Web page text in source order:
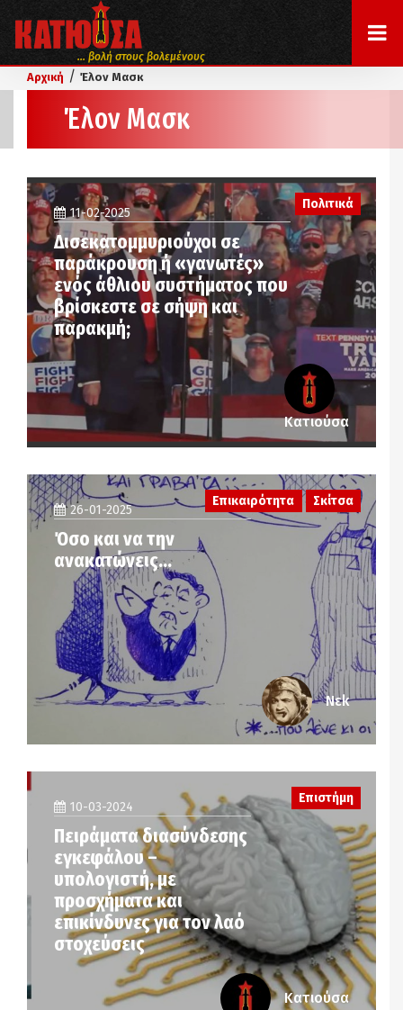
... βολή στους βολεμένους
Αρχική / Έλον Μασκ
Έλον Μασκ
Πολιτικά
11-02-2025
Δισεκατομμυριούχοι σε
παράκρουση ή «γανωτές»
ενός άθλιου συστήματος που
βρίσκεστε σε σήψη και
παρακμή;
Κατιούσα
26-01-2025
Όσο και να την
ανακατώνεις…
Επικαιρότητα Σκίτσα
Νεk
10-03-2024
Πειράματα διασύνδεσης
εγκεφάλου –
υπολογιστή, με
προσχήματα και
επικίνδυνες για τον λαό
στοχεύσεις
Επιστήμη
Κατιούσα